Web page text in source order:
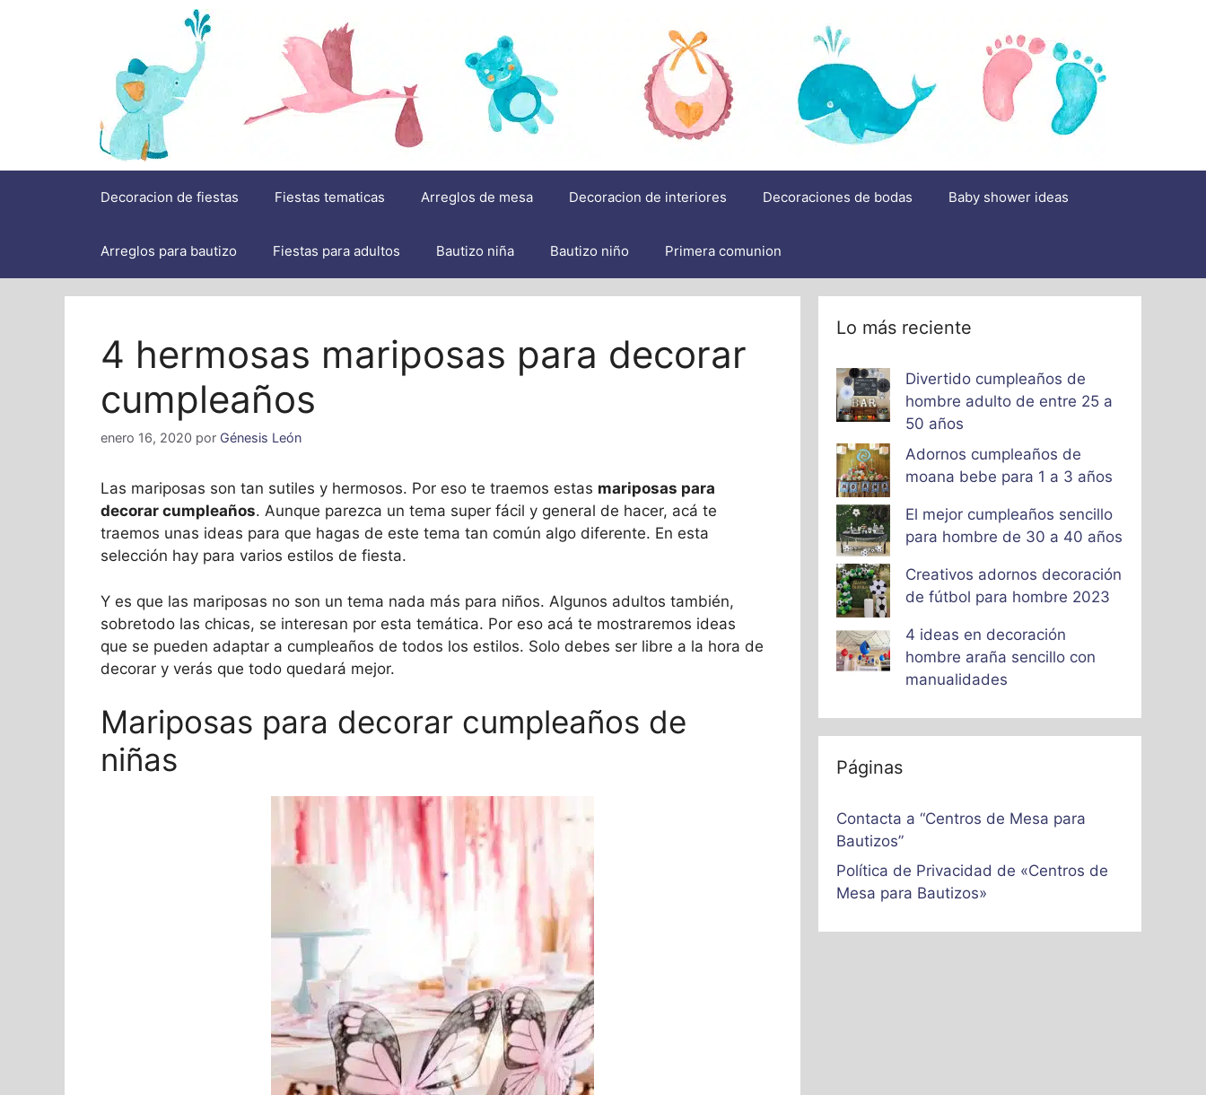
Decoracion de fiestas Fiestas tematicas Arreglos de mesa Decoracion de interiores Decoraciones de bodas Baby shower ideas
Arreglos para bautizo Fiestas para adultos Bautizo niña Bautizo niño Primera comunion
4 hermosas mariposas para decorar
cumpleaños
enero 16, 2020 por Génesis León
Las mariposas son tan sutiles y hermosos. Por eso te traemos estas mariposas para
decorar cumpleaños. Aunque parezca un tema super fácil y general de hacer, acá te
traemos unas ideas para que hagas de este tema tan común algo diferente. En esta
selección hay para varios estilos de fiesta.
Y es que las mariposas no son un tema nada más para niños. Algunos adultos también,
sobretodo las chicas, se interesan por esta temática. Por eso acá te mostraremos ideas
que se pueden adaptar a cumpleaños de todos los estilos. Solo debes ser libre a la hora de
decorar y verás que todo quedará mejor.
Mariposas para decorar cumpleaños de
niñas
Lo más reciente
Divertido cumpleaños de
hombre adulto de entre 25 a
50 años
Adornos cumpleaños de
moana bebe para 1 a 3 años
El mejor cumpleaños sencillo
para hombre de 30 a 40 años
Creativos adornos decoración
de fútbol para hombre 2023
4 ideas en decoración
hombre araña sencillo con
manualidades
Páginas
Contacta a “Centros de Mesa para
Bautizos”
Política de Privacidad de «Centros de
Mesa para Bautizos»